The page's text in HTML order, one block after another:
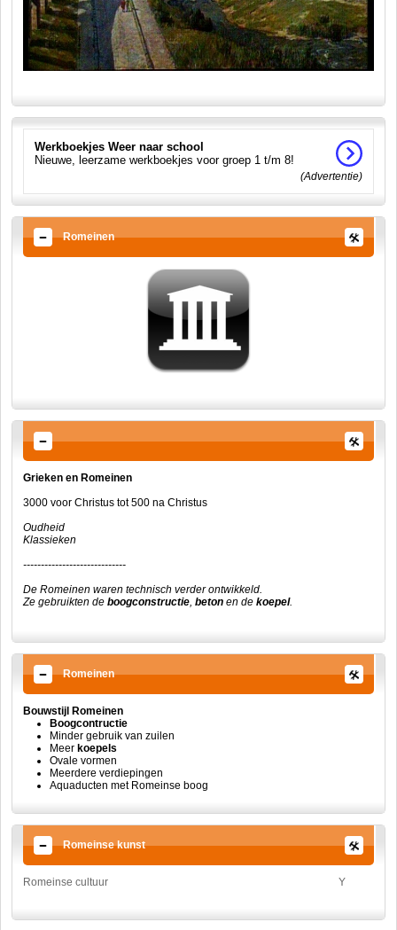
Werkboekjes Weer naar school
Nieuwe, leerzame werkboekjes voor groep 1 t/m 8!
(Advertentie)
Romeinen
Grieken en Romeinen
3000 voor Christus tot 500 na Christus
Oudheid
Klassieken
-----------------------------
De Romeinen waren technisch verder ontwikkeld.
Ze gebruikten de boogconstructie beton en de koepel.
Romeinen
Bouwstijl Romeinen
Boogcontructie
Minder gebruik van zuilen
Meer koepels
Ovale vormen
Meerdere verdiepingen
Aquaducten met Romeinse boog
Romeinse kunst
Romeinse cultuur Y